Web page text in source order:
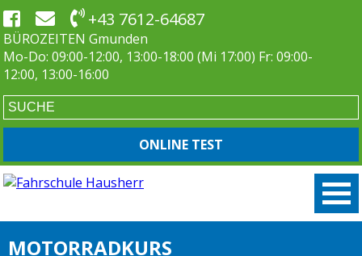
+43 7612-64687
BÜROZEITEN Gmunden
Mo-Do: 09:00-12:00, 13:00-18:00 (Mi 17:00) Fr: 09:00-
12:00, 13:00-16:00
ONLINE TEST
MOTORRADKURS